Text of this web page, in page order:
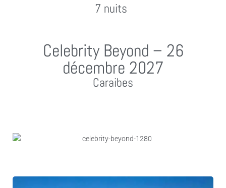
7 nuits
Celebrity Beyond – 26
décembre 2027
Caraibes